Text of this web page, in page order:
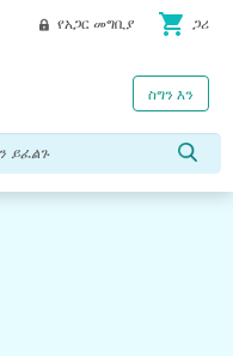
የአጋር መግቢያ shopping_cart ጋሪ
ስግን እን